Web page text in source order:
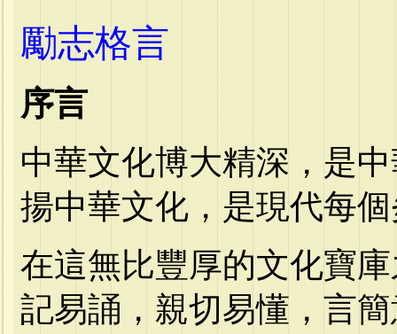
勵志格言
序言
中華文化博大精深，是
揚中華文化，是現代每
在這無比豐厚的文化寶
記易誦，親切易懂，言